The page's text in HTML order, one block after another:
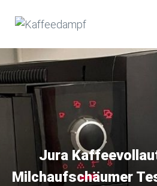
Inhalt
Jura
Milchaufschäumer